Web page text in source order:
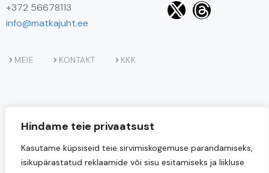
Hindame teie privaatsust
Kasutame küpsiseid teie sirvimiskogemuse parandamiseks,
isikupärastatud reklaamide või sisu esitamiseks ja liikluse
+372 56678113
info@matkajuht.ee
MEIE KONTAKT KKK